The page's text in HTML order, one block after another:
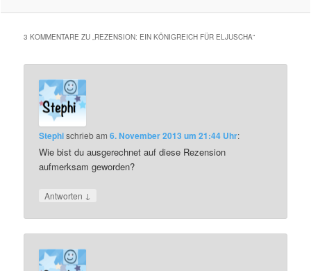
3 KOMMENTARE ZU „REZENSION: EIN KÖNIGREICH FÜR ELJUSCHA“
Stephischriebam6. November 2013 um 21:44 Uhr:
Wie bist du ausgerechnet auf diese Rezension
aufmerksam geworden?
Antworten ↓